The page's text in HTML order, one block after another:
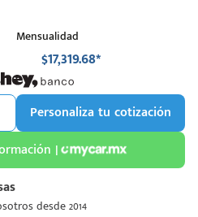
Mensualidad
$17,319.68*
Personaliza tu cotización
|
desde 2014